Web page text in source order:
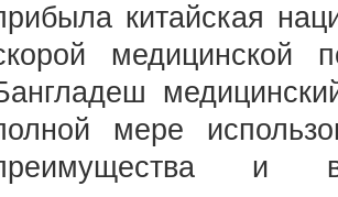
китайская
мере
и